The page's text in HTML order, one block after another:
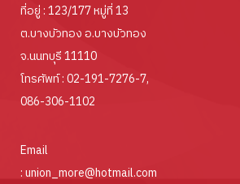
ที่อยู่ : 123/177 หมู่ที่ 13
ต.บางบัวทอง อ.บางบัวทอง
จ.นนทบุรี 11110
โทรศัพท์ :02-191-7276-7,
086-306-1102
Email
:union_more@hotmail.com